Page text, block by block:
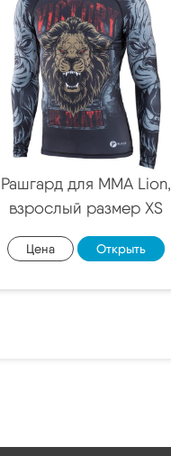
Рашгард для MMA Lion,
взрослый размер XS
Цена Открыть